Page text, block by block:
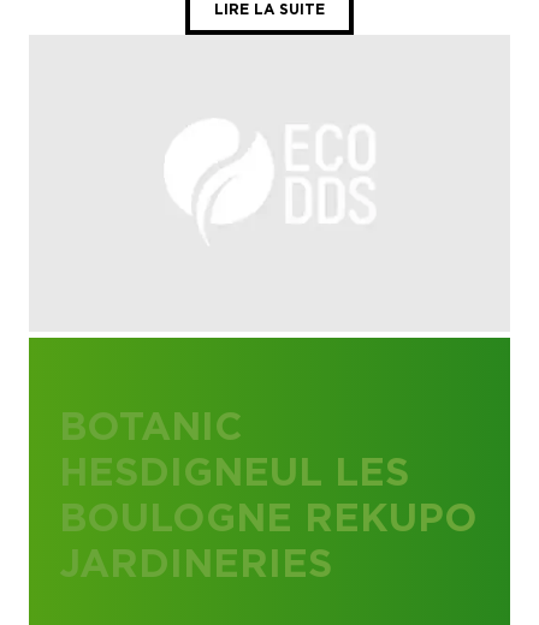
LIRE LA SUITE
BOTANIC
HESDIGNEUL LES
BOULOGNE REKUPO
JARDINERIES